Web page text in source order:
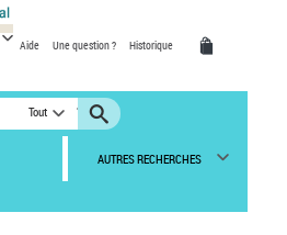
Aide Une question ? Historique
Tout
AUTRES RECHERCHES